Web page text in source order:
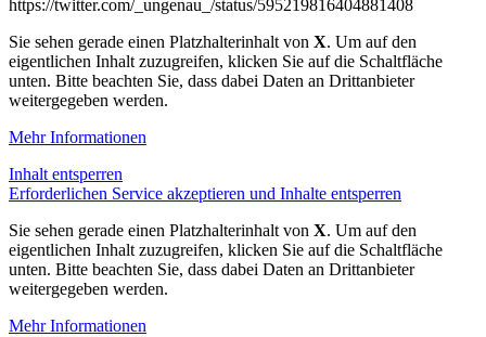
https://twitter.com/_ungenau_/status/595219816404881408
Sie sehen gerade einen Platzhalterinhalt von X. Um auf den
eigentlichen Inhalt zuzugreifen, klicken Sie auf die Schaltfläche
unten. Bitte beachten Sie, dass dabei Daten an Drittanbieter
weitergegeben werden.
Mehr Informationen
Inhalt entsperren
Erforderlichen Service akzeptieren und Inhalte entsperren
Sie sehen gerade einen Platzhalterinhalt von X. Um auf den
eigentlichen Inhalt zuzugreifen, klicken Sie auf die Schaltfläche
unten. Bitte beachten Sie, dass dabei Daten an Drittanbieter
weitergegeben werden.
Mehr Informationen